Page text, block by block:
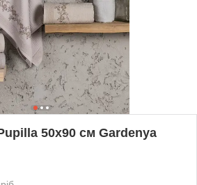
50х90 см Gardenya